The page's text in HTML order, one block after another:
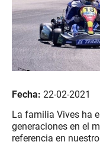
Fecha: 22-02-2021
La familia Vives ha
generaciones en el
referencia en